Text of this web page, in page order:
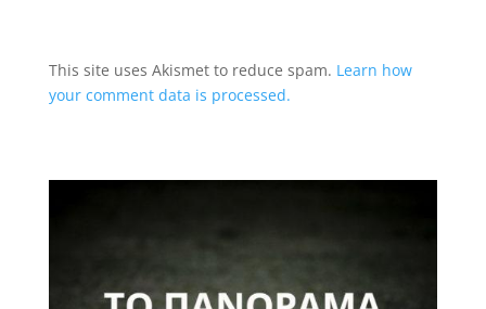
This site uses Akismet to reduce spam. Learn how
your comment data is processed.